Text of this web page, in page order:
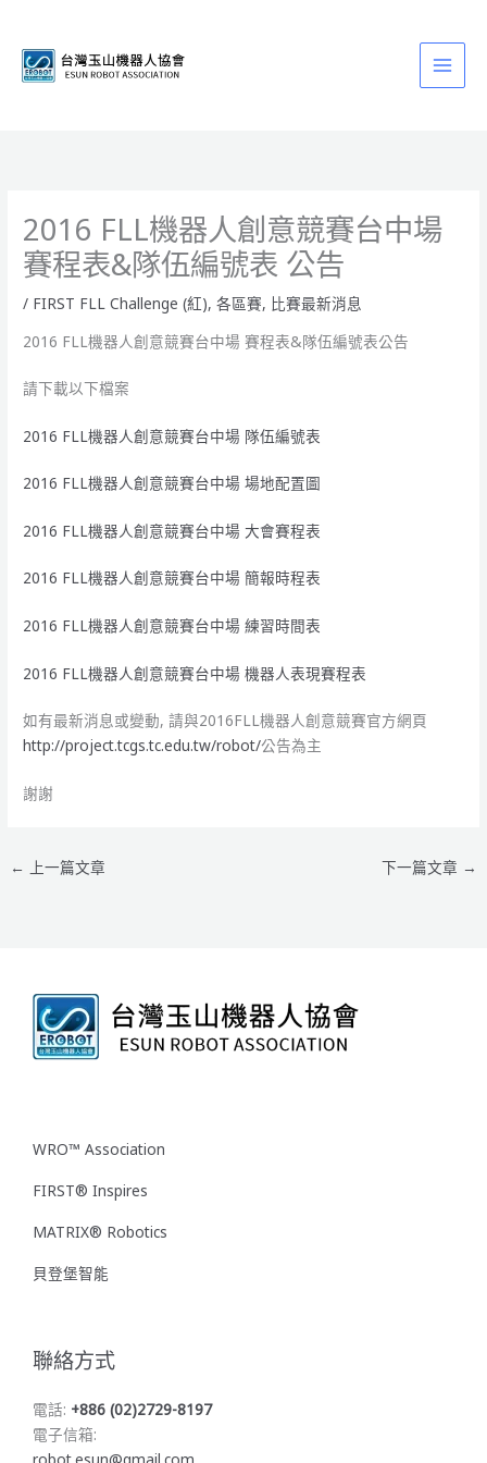
2016 FLL機器人創意競賽台中場
賽程表&隊伍編號表 公告
/ FIRST FLL Challenge (紅),各區賽, 比賽最新消息
2016 FLL機器人創意競賽台中場 賽程表&隊伍編號表公告
請下載以下檔案
2016 FLL機器人創意競賽台中場 隊伍編號表
2016 FLL機器人創意競賽台中場 場地配置圖
2016 FLL機器人創意競賽台中場 大會賽程表
2016 FLL機器人創意競賽台中場 簡報時程表
2016 FLL機器人創意競賽台中場 練習時間表
2016 FLL機器人創意競賽台中場 機器人表現賽程表
如有最新消息或變動, 請與2016FLL機器人創意競賽官方網頁
http://project.tcgs.tc.edu.tw/robot/公告為主
謝謝
← 上一篇文章 下一篇文章 →
WRO™ Association
FIRST® Inspires
MATRIX® Robotics
貝登堡智能
聯絡方式
電話: +886 (02)2729-8197
電子信箱: